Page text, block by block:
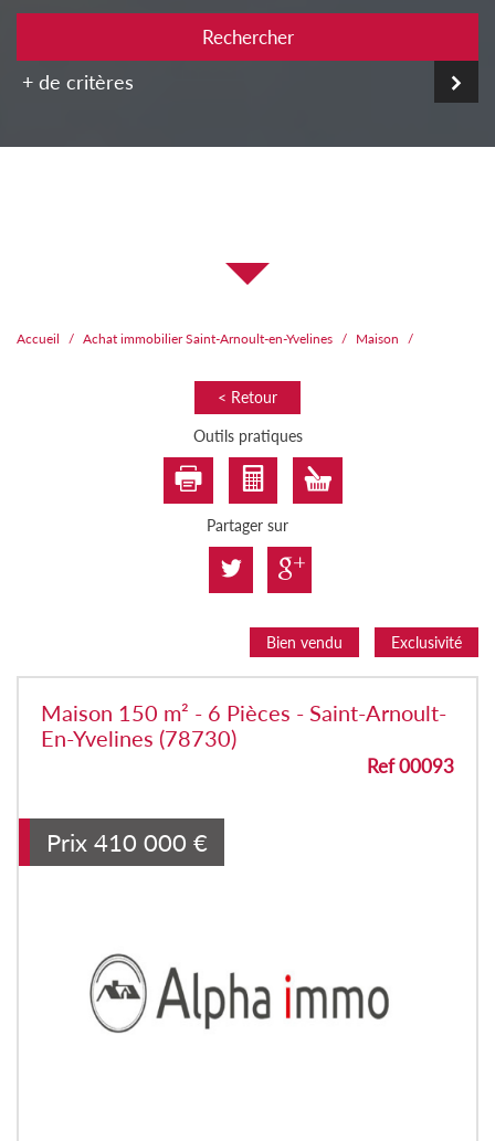
Rechercher
+ de critères
Accueil Achat immobilier Saint-Arnoult-en-Yvelines Maison
< Retour
Outils pratiques
Partager sur
Bien vendu Exclusivité
Maison 150 m² - 6 Pièces - Saint-Arnoult-
En-Yvelines (78730)
Ref 00093
Prix 410 000 €